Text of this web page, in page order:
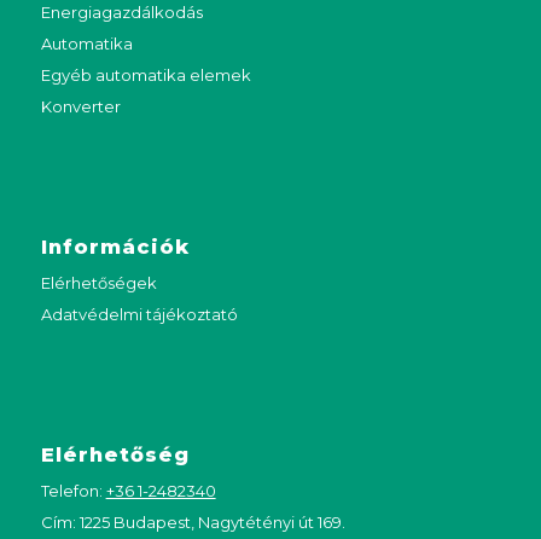
Energiagazdálkodás
Automatika
Egyéb automatika elemek
Konverter
Információk
Elérhetőségek
Adatvédelmi tájékoztató
Elérhetőség
Telefon: +36 1-2482340
Cím: 1225 Budapest, Nagytétényi út 169.